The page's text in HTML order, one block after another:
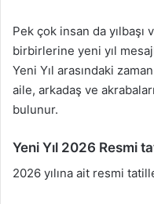
Pek çok insan da
birbirlerine yeni yıl
Yeni Yıl arasındaki
aile, arkadaş ve
bulunur.
Yeni Yıl 2026 Resmi
2026 yılına ait resmi